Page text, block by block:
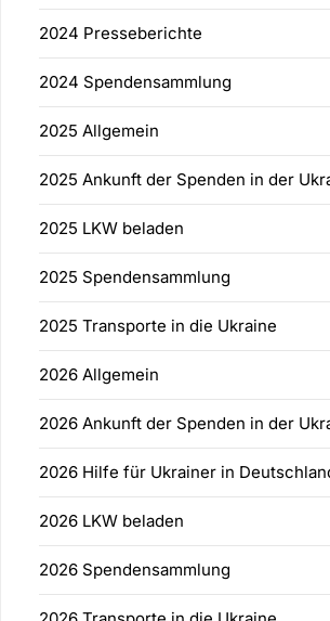
2024 Presseberichte
2024 Spendensammlung
2025 Allgemein
2025 Ankunft der Spenden in der
2025 LKW beladen
2025 Spendensammlung
2025 Transporte in die Ukraine
2026 Allgemein
2026 Ankunft der Spenden in der
2026 Hilfe für Ukrainer in
2026 LKW beladen
2026 Spendensammlung